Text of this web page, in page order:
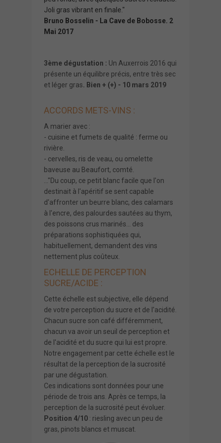
Joli gras vibrant en finale."
Bruno Bosselin - La Cave de Bobosse. 2
Mai 2017
3ème dégustation : Un Auxerrois 2016 qui
présente un équilibre précis, entre très sec
et léger gras. Bien + (+) - 10 mars 2019
ACCORDS METS-VINS :
A marier avec :
- cuisine et fumets de qualité : ferme ou
rivière.
- cervelles, ris de veau, ou omelette
baveuse au Beaufort, comté.
..."Du coup, ce petit blanc facile que l'on
destinait à l'apéritif se sent capable
d'affronter un beurre blanc, des calamars
à l'encre, des palourdes sautées au thym,
des poissons crus marinés... des
préparations sophistiquées qui,
habituellement, demandent des vins
nettement plus coûteux.
ECHELLE DE PERCEPTION
SUCRE/ACIDE :
Cette échelle est subjective, elle dépend
de votre perception du sucre et de l'acidité.
Chacun sucre son café différemment,
chacun va avoir un seuil de perception et
de l'acidité et du sucre qui lui est propre.
Notre engagement par cette échelle est le
résultat de la perception de la sucrosité
par une dégustation.
Ces indications sont données pour une
période de trois ans. Après ce temps, la
perception de la sucrosité peut évoluer.
Position 4/10 : riesling avec un peu de
gras, pinots blancs et muscat.